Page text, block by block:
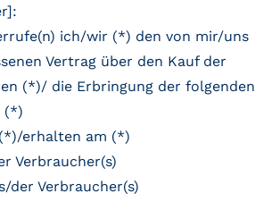
ich/wir (*) den von mir/uns
Vertrag über den Kauf der
(*)/ die Erbringung der folgenden
(*)
erhalten am (*)
Verbraucher(s)
der Verbraucher(s)